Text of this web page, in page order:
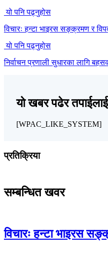
यो पनि पढ्नुहोस
विचारः हन्टा भाइरस सङ्क्रमण र
यो पनि पढ्नुहोस
निर्वाचन प्रणाली सुधारका लागि
यो खबर पढेर
[WPAC_LIKE_SYSTEM]
प्रतिक्रिया
सम्बन्धित खवर
विचारः हन्टा भाइरस